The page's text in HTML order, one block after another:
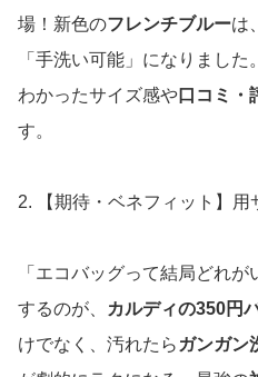
場！新色のフレンチブルーは
「手洗い可能」になりまし
わかったサイズ感や口コミ・
す。
2. 【期待・ベネフィット】用
「エコバッグって結局どれ
するのが、
カルディの350円
けでなく、汚れたら ガンガン